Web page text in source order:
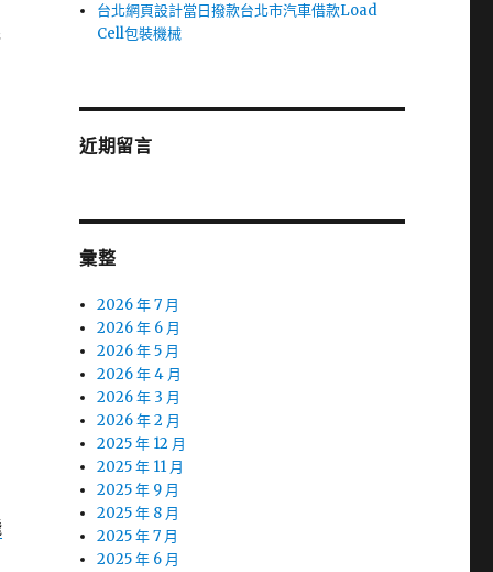
台北網頁設計當日撥款台北市汽車借款Load
Cell包裝機械
近期留言
彙整
2026 年 7 月
2026 年 6 月
2026 年 5 月
2026 年 4 月
2026 年 3 月
2026 年 2 月
2025 年 12 月
2025 年 11 月
2025 年 9 月
2025 年 8 月
2025 年 7 月
2025 年 6 月